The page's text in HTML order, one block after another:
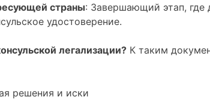
страны: Завершающий этап, где
удостоверение.
легализации? К таким
решения и иски